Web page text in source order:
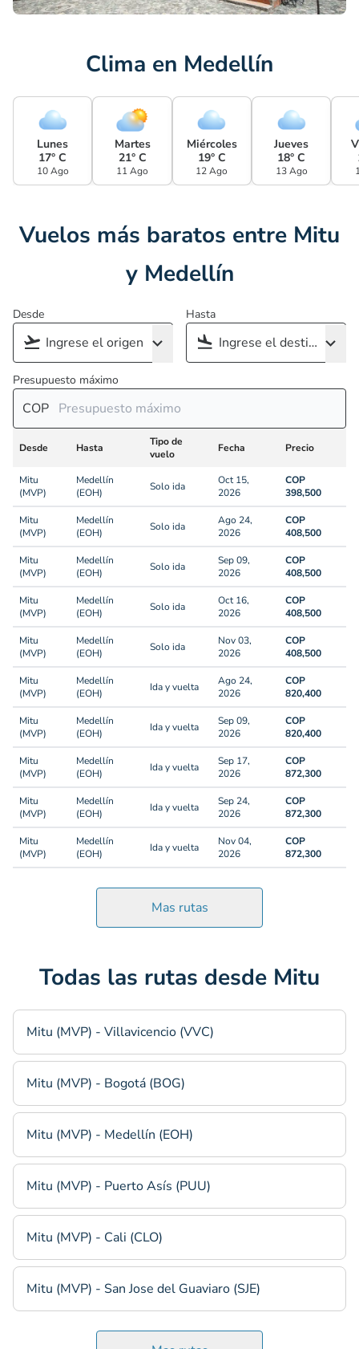
Clima en Medellín
Lunes
17° C
10 Ago
Martes
21° C
11 Ago
Miércoles
19° C
12 Ago
Jueves
18° C
13 Ago
Vuelos más baratos entre Mitu
y Medellín
Desde Hasta
Presupuesto máximo
COP
Desde Hasta
Tipo de
vuelo
Fecha Precio
Mitu
(MVP)
Medellín
(EOH)
Solo ida
Oct 15,
2026
COP
398,500
Mitu
(MVP)
Medellín
(EOH)
Solo ida
Ago 24,
2026
COP
408,500
Mitu
(MVP)
Medellín
(EOH)
Solo ida
Sep 09,
2026
COP
408,500
Mitu
(MVP)
Medellín
(EOH)
Solo ida
Oct 16,
2026
COP
408,500
Mitu
(MVP)
Medellín
(EOH)
Solo ida
Nov 03,
2026
COP
408,500
Mitu
(MVP)
Medellín
(EOH)
Ida y vuelta
Ago 24,
2026
COP
820,400
Mitu
(MVP)
Medellín
(EOH)
Ida y vuelta
Sep 09,
2026
COP
820,400
Mitu
(MVP)
Medellín
(EOH)
Ida y vuelta
Sep 17,
2026
COP
872,300
Mitu
(MVP)
Medellín
(EOH)
Ida y vuelta
Sep 24,
2026
COP
872,300
Mitu
(MVP)
Medellín
(EOH)
Ida y vuelta
Nov 04,
2026
COP
872,300
Mas rutas
Todas las rutas desde Mitu
Mitu (MVP) - Villavicencio (VVC)
Mitu (MVP) - Bogotá (BOG)
Mitu (MVP) - Medellín (EOH)
Mitu (MVP) - Puerto Asís (PUU)
Mitu (MVP) - Cali (CLO)
Mitu (MVP) - San Jose del Guaviaro (SJE)